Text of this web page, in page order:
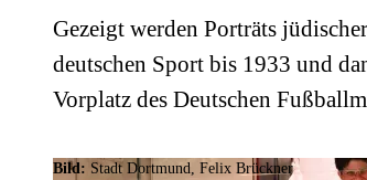
Gezeigt werden Porträts
deutschen Sport bis 1933 und
Vorplatz des Deutschen
Bild: Stadt Dortmund, Felix Brückner